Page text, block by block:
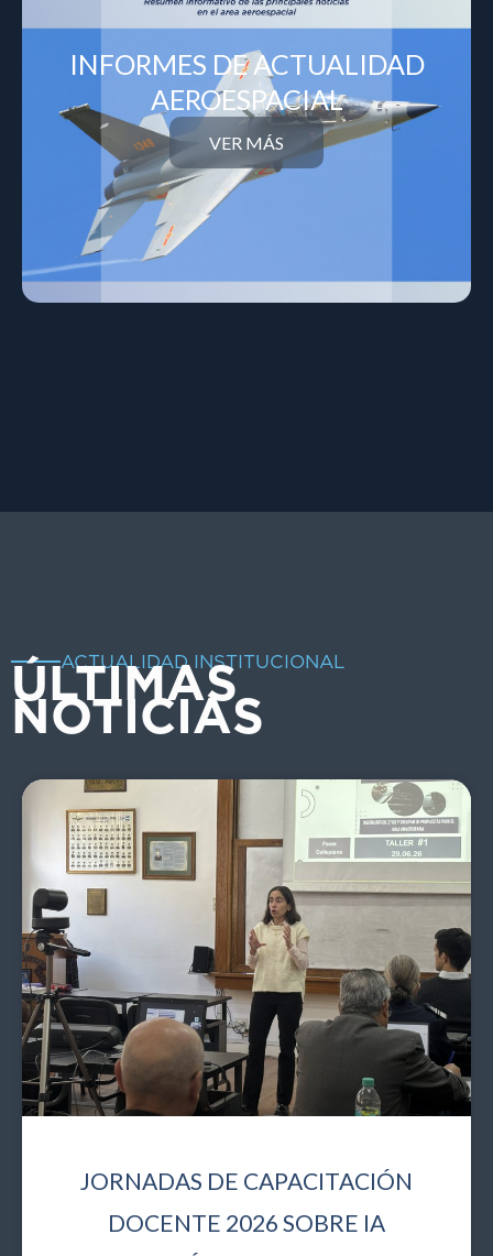
INFORMES DE ACTUALIDAD
AEROESPACIAL
VER MÁS
ACTUALIDAD INSTITUCIONAL
ÚLTIMAS
NOTICIAS
JORNADAS DE CAPACITACIÓN
DOCENTE 2026 SOBRE IA